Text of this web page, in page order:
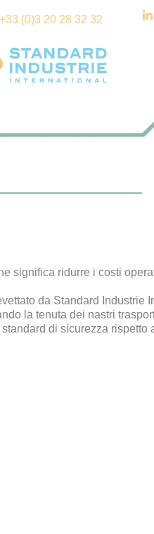
+33 (0)3 20 28 32 32
significa ridurre i costi
da Standard Industrie
la tenuta dei nastri
di sicurezza rispetto